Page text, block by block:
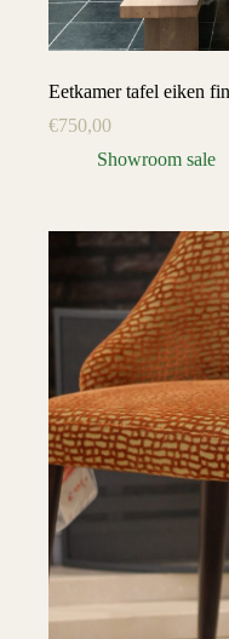
Eetkamer tafel eiken
€750,00
Showroom sale